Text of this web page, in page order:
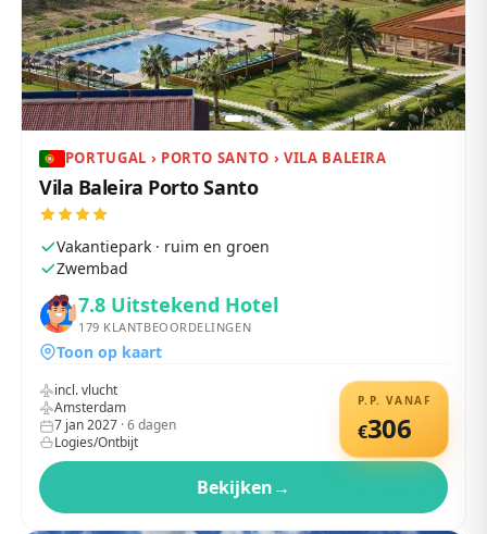
PORTUGAL › PORTO SANTO › VILA BALEIRA
Vila Baleira Porto Santo
Vakantiepark · ruim en groen
Zwembad
7.8 Uitstekend Hotel
179 KLANTBEOORDELINGEN
Toon op kaart
P.P. VANAF
€306
incl. vlucht
Amsterdam
7 jan 2027 ·6dagen
Logies/Ontbijt
Bekijken→